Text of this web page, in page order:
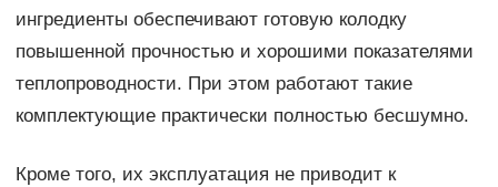
ингредиенты обеспечивают готовую колодку
повышенной прочностью и хорошими показателями
теплопроводности. При этом работают такие
комплектующие практически полностью бесшумно.
Кроме того, их эксплуатация не приводит к